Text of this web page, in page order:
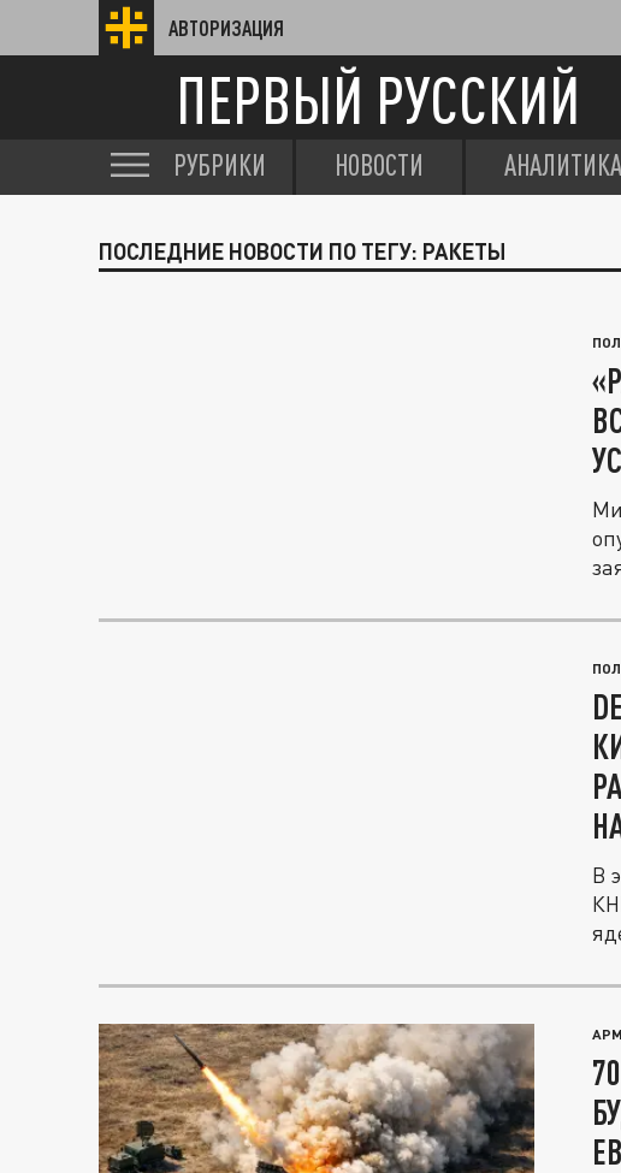
АВТОРИЗАЦИЯ
ПЕРВЫЙ РУССКИЙ
РУБРИКИ НОВОСТИ АНАЛИТИКА
ПОСЛЕДНИЕ НОВОСТИ ПО ТЕГУ: РАКЕТЫ
В